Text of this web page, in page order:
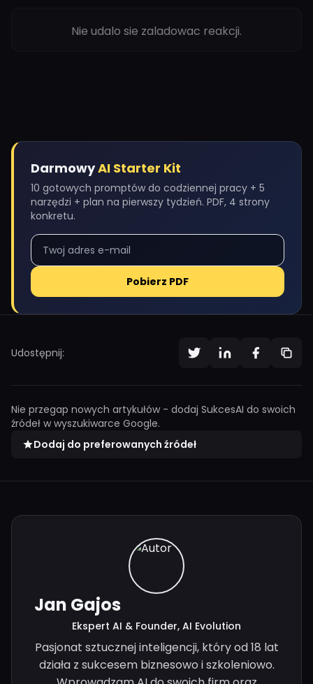
Nie udalo sie zaladowac reakcji.
DarmowyAI Starter Kit
10 gotowych promptów do codziennej pracy + 5
narzędzi + plan na pierwszy tydzień. PDF, 4 strony
konkretu.
Pobierz PDF
Udostępnij:
Nie przegap nowych artykułów - dodaj SukcesAI do swoich
źródeł w wyszukiwarce Google.
Dodaj do preferowanych źródeł
Jan Gajos
Ekspert AI & Founder, AI Evolution
Pasjonat sztucznej inteligencji, który od 18 lat
działa z sukcesem biznesowo i szkoleniowo.